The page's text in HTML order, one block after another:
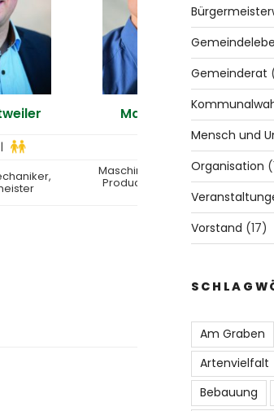
Martin Ullrich
|
Maschinenbauingenieur,
Production Engineering
Gemeinderat
Mensch und
Organisation
Vorstand (17)
Am Graben
Artenvielfalt
Bebauung